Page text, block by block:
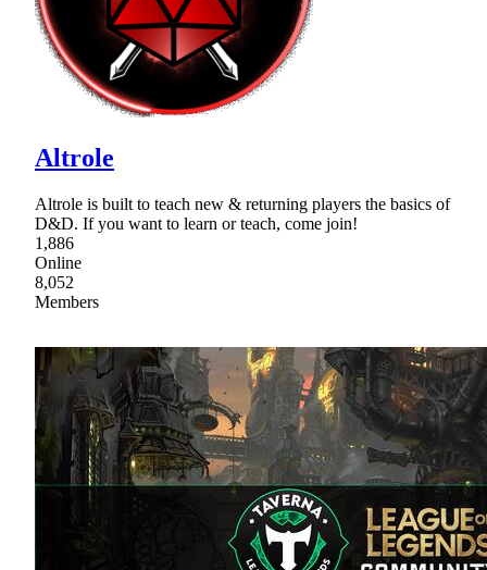
Altrole
Altrole is built to teach new & returning players the basics of
D&D. If you want to learn or teach, come join!
1,886
Online
8,052
Members